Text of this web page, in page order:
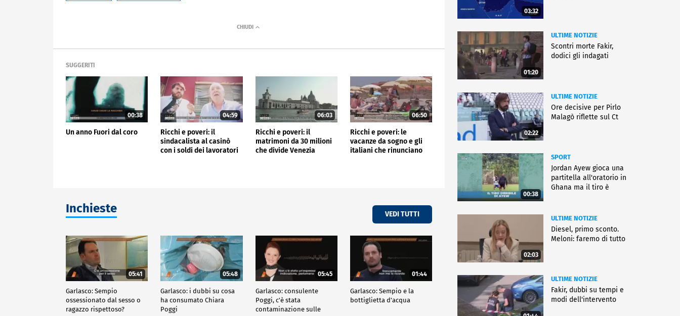
SUGGERITI
00:38
Un anno Fuori dal coro
04:59
Ricchi e poveri: il
sindacalista al casinò
con i soldi dei lavoratori
06:03
Ricchi e poveri: il
matrimoni da 30 milioni
che divide Venezia
06:50
Ricchi e poveri: le
vacanze da sogno e gli
italiani che rinunciano
Inchieste VEDI TUTTI
05:41
Garlasco: Sempio
ossessionato dal sesso o
ragazzo rispettoso?
05:48
Garlasco: i dubbi su cosa
ha consumato Chiara
Poggi
05:45
Garlasco: consulente
Poggi, c'è stata
contaminazione sulle
01:44
Garlasco: Sempio e la
bottiglietta d'acqua
03:32
01:20
ULTIME NOTIZIE
Scontri morte Fakir,
dodici gli indagati
02:22
ULTIME NOTIZIE
Ore decisive per Pirlo
Malagò riflette sul Ct
00:38
SPORT
Jordan Ayew gioca una
partitella all'oratorio in
Ghana ma il tiro è
02:03
ULTIME NOTIZIE
Diesel, primo sconto.
Meloni: faremo di tutto
ULTIME NOTIZIE
Fakir, dubbi su tempi e
modi dell'intervento